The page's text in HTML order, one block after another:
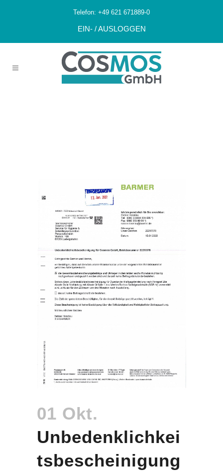
Telefon: +49 621 671889-0
EIN- / AUSLOGGEN
01 Okt.
Unbedenklichkei
tsbescheinigung